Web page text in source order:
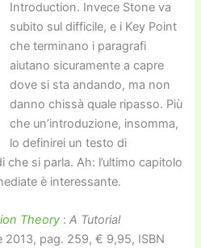
Introduction. Invece Stone va
subito sul difficile, e i Key Point
che terminano i paragrafi
aiutano sicuramente a capre
dove si sta andando, ma non
danno chissà quale ripasso. Più
che un’introduzione, insomma,
lo definirei un testo di
si parla. Ah: l’ultimo capitolo
è interessante.
Theory :A Tutorial
2013, pag. 259, € 9,95, ISBN